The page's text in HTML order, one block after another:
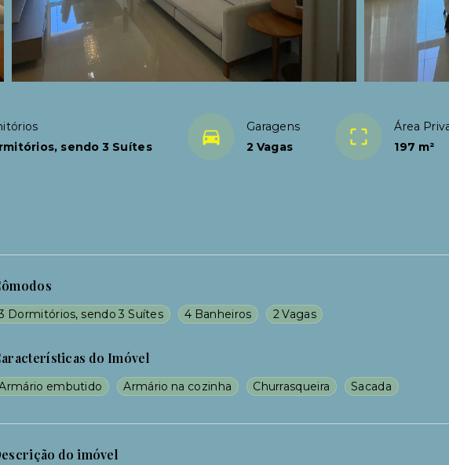
sendo 3 Suítes
Garagens
2 Vagas
Área
197 m²
Dormitórios, sendo 3 Suítes 4 Banheiros 2 Vagas
do Imóvel
embutido Armário na cozinha Churrasqueira Sacada
do imóvel